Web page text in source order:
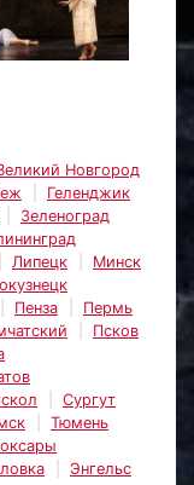
Новгород
Геленджик
Зеленоград
Липецк
Минск
Пенза
Пермь
Псков
Сургут
Тюмень
Энгельс